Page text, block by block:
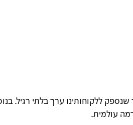
ללקוחותינו ערך בלתי רגיל.
עולמית.